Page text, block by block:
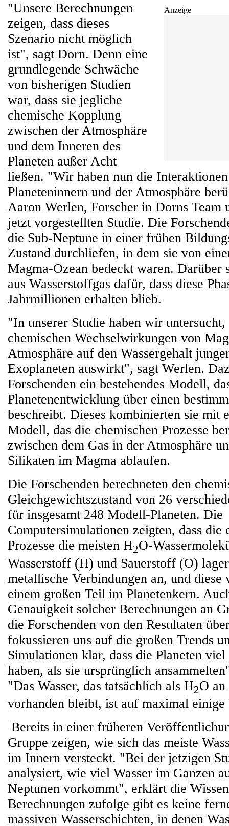
Anzeige
"Unsere Berechnungen
zeigen, dass dieses
Szenario nicht möglich
ist", sagt Dorn. Denn eine
grundlegende Schwäche
von bisherigen Studien
war, dass sie jegliche
chemische Kopplung
zwischen der Atmosphäre
und dem Inneren des
Planeten außer Acht
ließen. "Wir haben nun die
Planeteninnern und der Atmosphäre
Aaron Werlen, Forscher in Dorns Team
jetzt vorgestellten Studie. Die
die Sub-Neptune in einer frühen
Zustand durchliefen, in dem sie von
Magma-Ozean bedeckt waren. Darüber
aus Wasserstoffgas dafür, dass diese
Jahrmillionen erhalten blieb.
"In unserer Studie haben wir
chemischen Wechselwirkungen von
Atmosphäre auf den Wassergehalt
Exoplaneten auswirkt", sagt Werlen.
Forschenden ein bestehendes Modell,
Planetenentwicklung über einen
beschreibt. Dieses kombinierten sie mit
Modell, das die chemischen Prozesse
zwischen dem Gas in der Atmosphäre
Silikaten im Magma ablaufen.
Die Forschenden berechneten den
Gleichgewichtszustand von 26
für insgesamt 248 Modell-Planeten. Die
Computersimulationen zeigten, dass die
Prozesse die meisten H2O-
Wasserstoff (H) und Sauerstoff (O)
metallische Verbindungen an, und diese
einem großen Teil im Planetenkern.
Genauigkeit solcher Berechnungen an
die Forschenden von den Resultaten
fokussieren uns auf die großen Trends
Simulationen klar, dass die Planeten
haben, als sie ursprünglich
"Das Wasser, das tatsächlich als H2O
vorhanden bleibt, ist auf maximal einige
Bereits in einer früheren
Gruppe zeigen, wie sich das meiste
im Innern versteckt. "Bei der jetzigen
analysiert, wie viel Wasser im Ganzen
Neptunen vorkommt", erklärt die
Berechnungen zufolge gibt es keine
massiven Wasserschichten, in denen